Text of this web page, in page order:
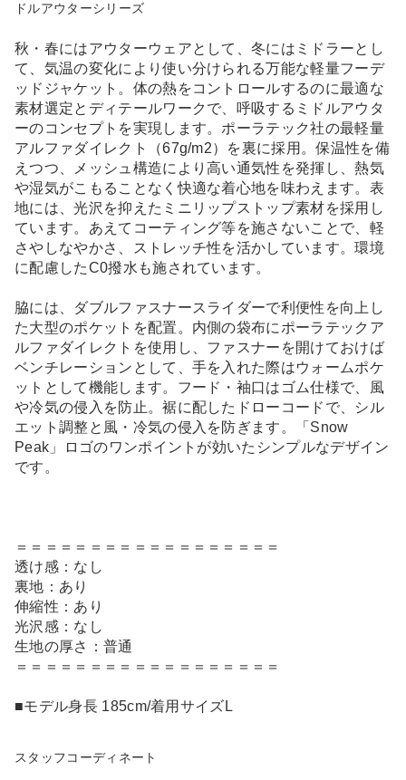
ドルアウターシリーズ
秋・春にはアウターウェアとして、冬にはミドラーとし
て、気温の変化により使い分けられる万能な軽量フーデ
ッドジャケット。体の熱をコントロールするのに最適な
素材選定とディテールワークで、呼吸するミドルアウタ
ーのコンセプトを実現します。ポーラテック社の最軽量
アルファダイレクト（67g/m2）を裏に採用。保温性を備
えつつ、メッシュ構造により高い通気性を発揮し、熱気
や湿気がこもることなく快適な着心地を味わえます。表
地には、光沢を抑えたミニリップストップ素材を採用し
ています。あえてコーティング等を施さないことで、軽
さやしなやかさ、ストレッチ性を活かしています。環境
に配慮したC0撥水も施されています。
脇には、ダブルファスナースライダーで利便性を向上し
た大型のポケットを配置。内側の袋布にポーラテックア
ルファダイレクトを使用し、ファスナーを開けておけば
ベンチレーションとして、手を入れた際はウォームポケ
ットとして機能します。フード・袖口はゴム仕様で、風
や冷気の侵入を防止。裾に配したドローコードで、シル
エット調整と風・冷気の侵入を防ぎます。「Snow
Peak」ロゴのワンポイントが効いたシンプルなデザイン
です。
＝＝＝＝＝＝＝＝＝＝＝＝＝＝＝＝＝＝
透け感：なし
裏地：あり
伸縮性：あり
光沢感：なし
生地の厚さ：普通
＝＝＝＝＝＝＝＝＝＝＝＝＝＝＝＝＝＝
■モデル身長 185cm/着用サイズL
スタッフコーディネート